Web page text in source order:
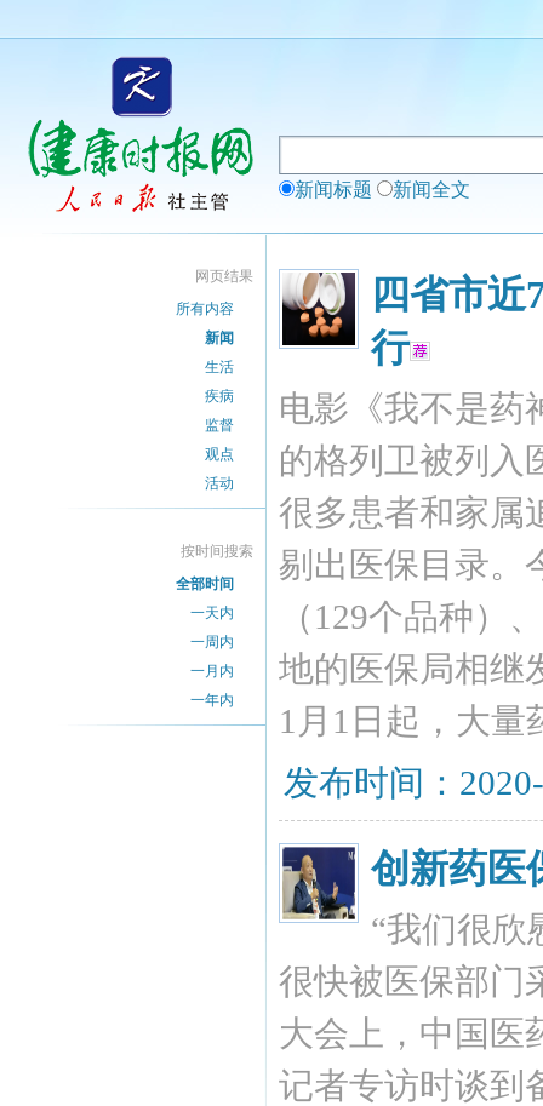
新闻标题 新闻全文
网页结果
所有内容
新闻
生活
疾病
监督
观点
活动
按时间搜索
全部时间
一天内
一周内
一月内
一年内
四省市近
行
电影《我不是药
的格列卫被列入
很多患者和家属
剔出医保目录。
（129个品种）
地的医保局相继
1月1日起，大量
发布时间：
创新药医
“我们很欣
很快被医保部门
大会上，中国医
记者专访时谈到